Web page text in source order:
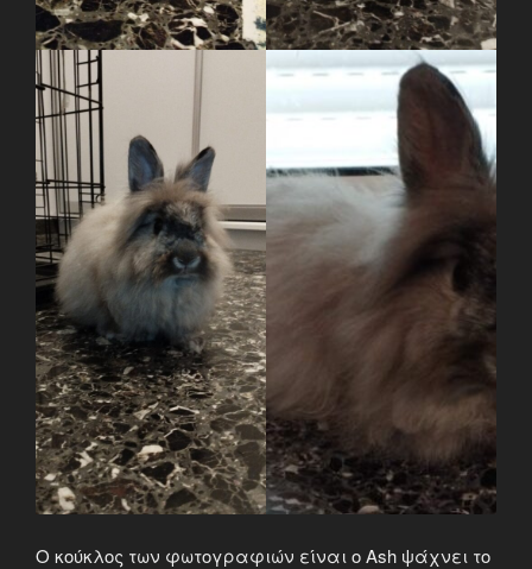
Ο κούκλος των φωτογραφιών είναι ο Ash ψάχνει το